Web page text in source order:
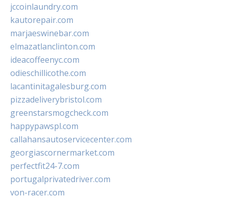
jccoinlaundry.com
kautorepair.com
marjaeswinebar.com
elmazatlanclinton.com
ideacoffeenyc.com
odieschillicothe.com
lacantinitagalesburg.com
pizzadeliverybristol.com
greenstarsmogcheck.com
happypawspl.com
callahansautoservicecenter.com
georgiascornermarket.com
perfectfit24-7.com
portugalprivatedriver.com
von-racer.com